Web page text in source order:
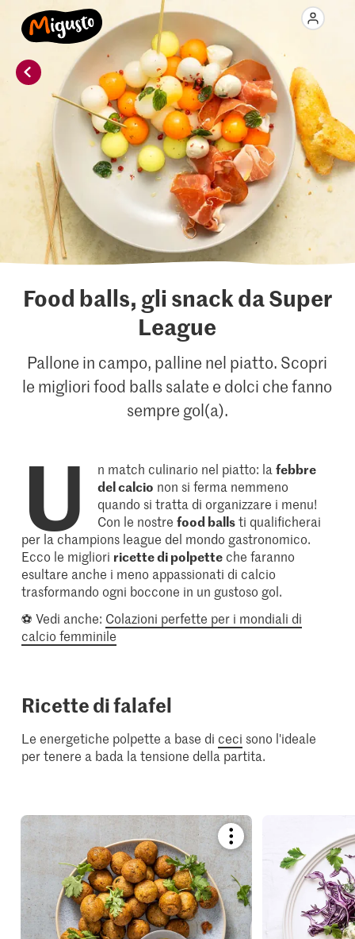
Food balls, gli snack da Super
League
Pallone in campo, palline nel piatto. Scopri
le migliori food balls salate e dolci che fanno
sempre gol(a).
U n match culinario nel piatto: lafebbre
del calcio non si ferma nemmeno
quando si tratta di organizzare i menu!
Con le nostrefood ballsti qualificherai
per la champions league del mondo gastronomico.
Ecco le migliori ricette di polpetteche faranno
esultare anche i meno appassionati di calcio
trasformando ogni boccone in un gustoso gol.
⚽ Vedi anche: Colazioni perfette per i mondiali di
calcio femminile
Ricette di falafel
Le energetiche polpette a base diceci sono l'ideale
per tenere a bada la tensione della partita.
Bookmark
recipe
add
it
to
your
collections.